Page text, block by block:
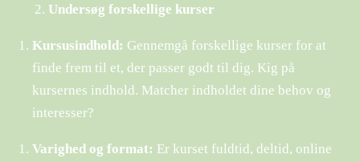
Undersøg forskellige kurser
Kursusindhold: Gennemgå forskellige kurser for at
finde frem til et, der passer godt til dig. Kig på
kursernes indhold. Matcher indholdet dine behov og
interesser?
Varighed og format: Er kurset fuldtid, deltid, online